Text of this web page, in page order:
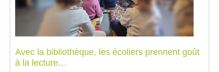
Avec la bibliothèque, les écoliers prennent goût
à la lecture…